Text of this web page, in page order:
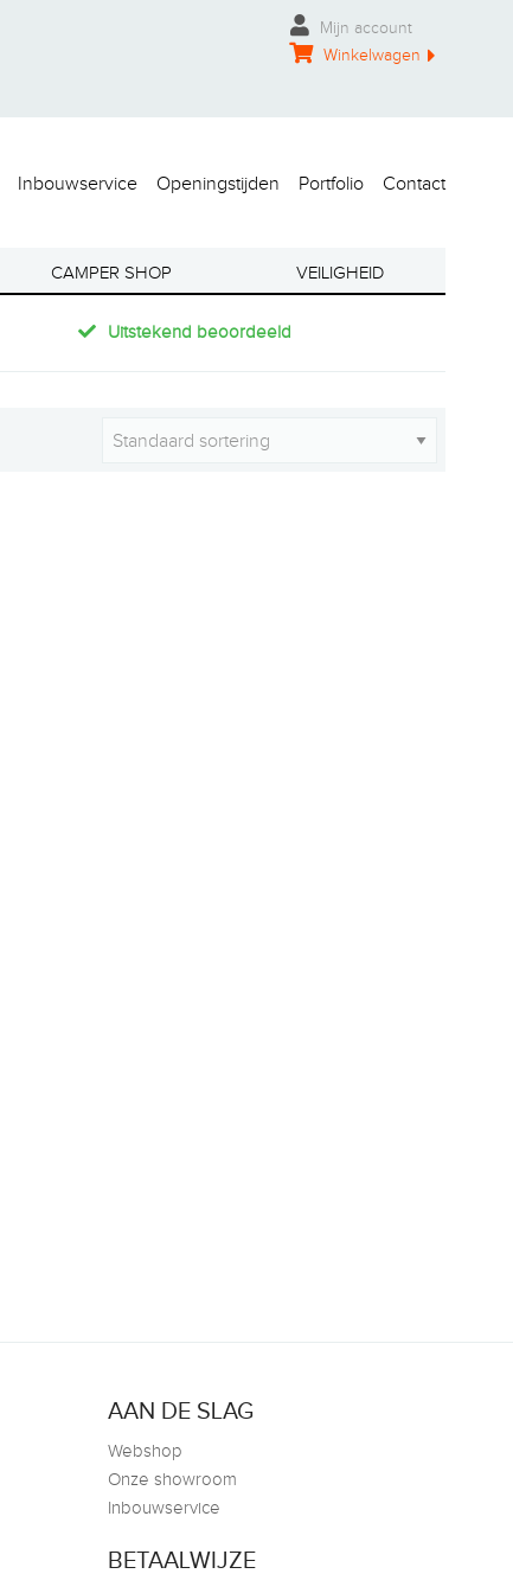
Mijn account
Winkelwagen
Inbouwservice Openingstijden Portfolio Contact
CAMPER SHOP VEILIGHEID
Uitstekend beoordeeld
AAN DE SLAG
Webshop
Onze showroom
Inbouwservice
BETAALWIJZE